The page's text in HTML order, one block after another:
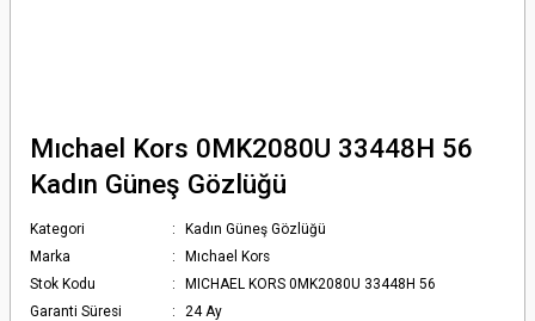
Mıchael Kors 0MK2080U 33448H 56
Kadın Güneş Gözlüğü
Kategori
Kadın Güneş Gözlüğü
Marka
Mıchael Kors
Stok Kodu
MICHAEL KORS 0MK2080U 33448H 56
Garanti Süresi
24 Ay